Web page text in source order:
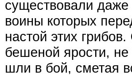
существовали
воины которых
настой этих
бешеной ярости,
шли в бой, сметая